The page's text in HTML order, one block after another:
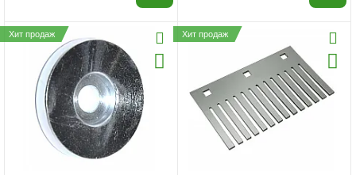
Хит продаж Хит продаж